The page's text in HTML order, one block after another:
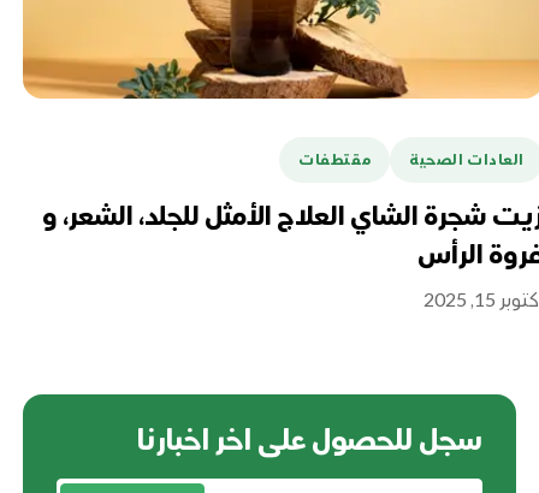
العادات الصحية مقتطفات
شجرة الشاي العلاج الأمثل للجلد، الشعر، و
الرأس
15, 2025
سجل للحصول على اخر اخبارنا